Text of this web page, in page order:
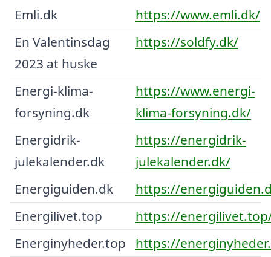
Emli.dk
https://www.emli.dk/
En Valentinsdag
2023 at huske
https://soldfy.dk/
Energi-klima-
forsyning.dk
https://www.energi-
klima-forsyning.dk/
Energidrik-
julekalender.dk
https://energidrik-
julekalender.dk/
Energiguiden.dk
https://
Energilivet.top
https://
Energinyheder.top
https://